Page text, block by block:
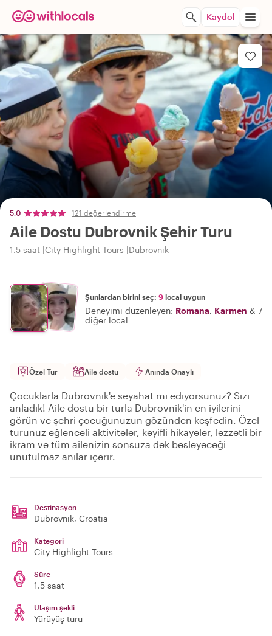
Kaydol
5,0 121 değerlendirme
Aile Dostu Dubrovnik Şehir Turu
1.5 saat City Highlight Tours Dubrovnik
Şunlardan birini seç: 9 local uygun
Deneyimi düzenleyen: Romana, Karmen & 7
diğer local
Özel Tur Aile dostu Anında Onaylı
Çocuklarla Dubrovnik'e seyahat mi ediyorsunuz? Sizi
anladık! Aile dostu bir turla Dubrovnik'in en iyilerini
görün ve şehri çocuğunuzun gözünden keşfedin. Özel
turunuz eğlenceli aktiviteler, keyifli hikayeler, lezzetli bir
ikram ve tüm ailenizin sonsuza dek besleyeceği
unutulmaz anılar içerir.
Destinasyon
Dubrovnik, Croatia
Kategori
City Highlight Tours
Süre
1.5 saat
Ulaşım şekli
Yürüyüş turu